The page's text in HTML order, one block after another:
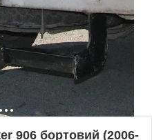
906 бортовий (2006-